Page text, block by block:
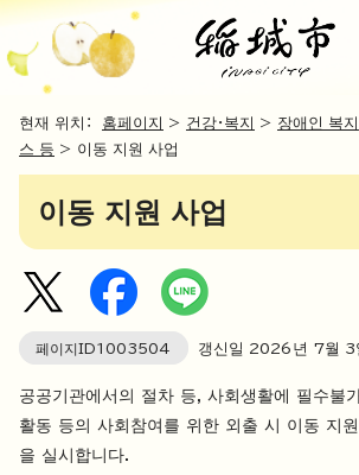
현재 위치： 홈페이지 > 건강・복지 > 장애인 복지
스 등 > 이동 지원 사업
이동 지원 사업
페이지ID1003504 갱신일 2026 년 7월 3
공공기관에서의 절차 등, 사회생활에 필수불
활동 등의 사회참여를 위한 외출 시 이동 지
을 실시합니다.